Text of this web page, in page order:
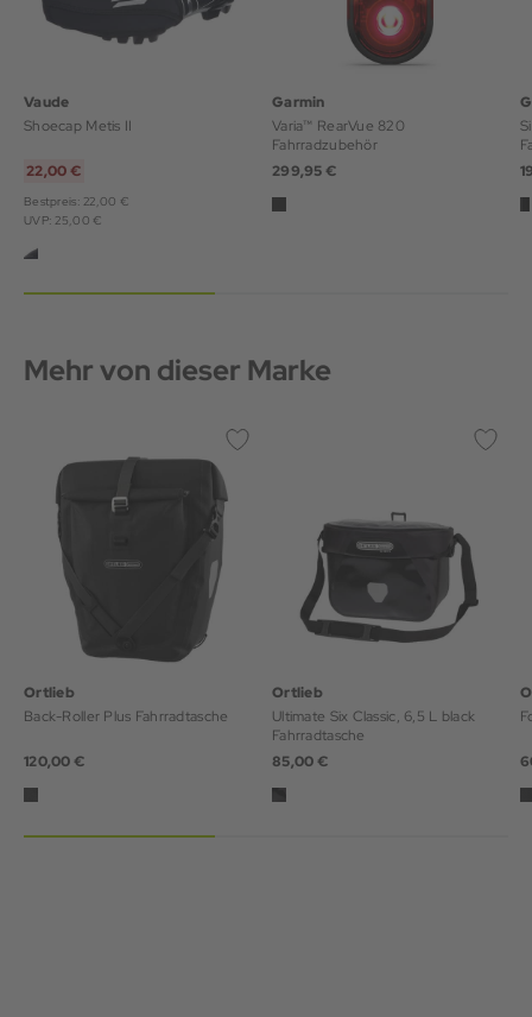
Vaude
Shoecap Metis II
22,00 €
Bestpreis: 22,00 €
UVP: 25,00 €
Garmin
Varia™ RearVue 820
Fahrradzubehör
299,95 €
Mehr von dieser Marke
Ortlieb
Back-Roller Plus Fahrradtasche
120,00 €
Ortlieb
Ultimate Six Classic, 6,5 L black
Fahrradtasche
85,00 €